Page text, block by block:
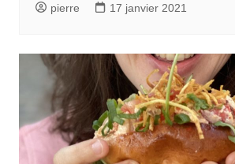
pierre 17 janvier 2021